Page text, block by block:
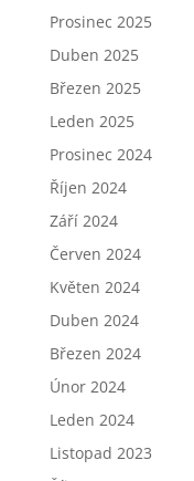
Prosinec 2025
Duben 2025
Březen 2025
Leden 2025
Prosinec 2024
Říjen 2024
Září 2024
Červen 2024
Květen 2024
Duben 2024
Březen 2024
Únor 2024
Leden 2024
Listopad 2023